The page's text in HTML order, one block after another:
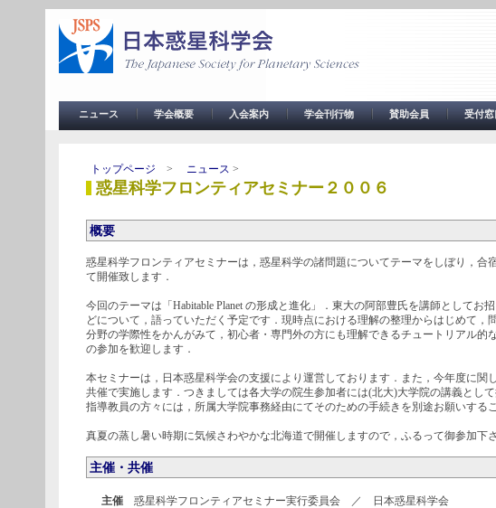
ニュース 学会概要 入会案内 学会刊行物 賛助会員 受付窓
トップページ > ニュース >
惑星科学フロンティアセミナー２００６
概要
惑星科学フロンティアセミナーは，惑星科学の諸問題についてテーマをしぼり，
て開催致します．
今回のテーマは「Habitable Planet の形成と進化」．東大の阿部豊氏を講師として
どについて，語っていただく予定です．現時点における理解の整理からはじめて
分野の学際性をかんがみて，初心者・専門外の方にも理解できるチュートリアル
の参加を歓迎します．
本セミナーは，日本惑星科学会の支援により運営しております．また，今年度に
共催で実施します．つきましては各大学の院生参加者には(北大)大学院の講義とし
指導教員の方々には，所属大学院事務経由にてそのための手続きを別途お願いする
真夏の蒸し暑い時期に気候さわやかな北海道で開催しますので，ふるって御参加下
主催・共催
主催 惑星科学フロンティアセミナー実行委員会 ／ 日本惑星科学会